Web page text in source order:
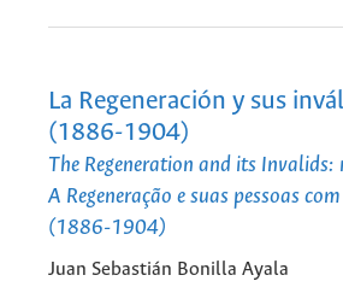
La Regeneración y sus
(1886-1904)
The Regeneration and its
A Regeneração e suas pessoas
(1886-1904)
Juan Sebastián Bonilla Ayala